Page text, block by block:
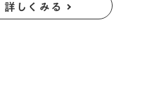
詳しくみる